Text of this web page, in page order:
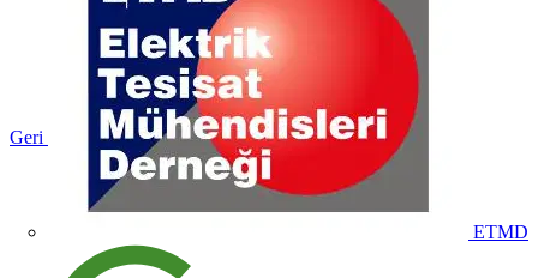
ETMD
Geri dön Ürünler